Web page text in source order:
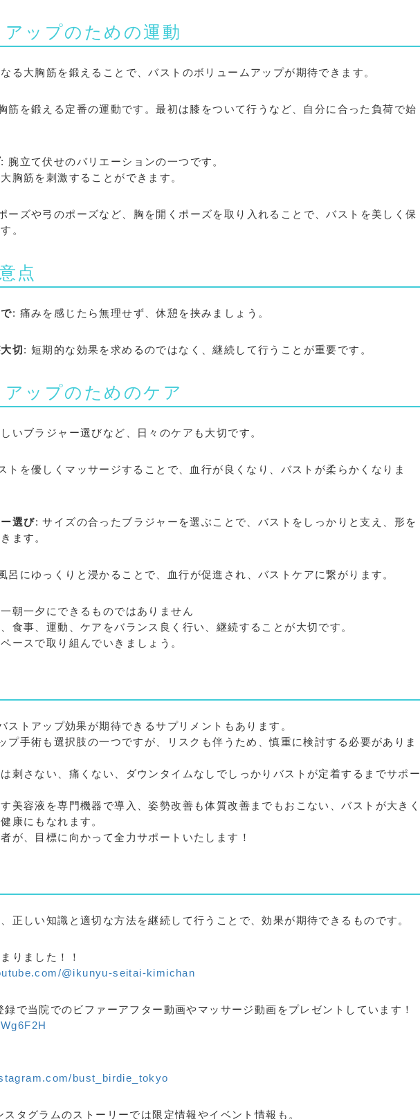
ップのための運動
る大胸筋を鍛えることで、バストのボリュームアップが期待できます。
筋を鍛える定番の運動です。最初は膝をついて行うなど、自分に合った負荷で始
: 腕立て伏せのバリエーションの一つです。
胸筋を刺激することができます。
ーズや弓のポーズなど、胸を開くポーズを取り入れることで、バストを美しく保
。
点
: 痛みを感じたら無理せず、休憩を挟みましょう。
切: 短期的な効果を求めるのではなく、継続して行うことが重要です。
ップのためのケア
いブラジャー選びなど、日々のケアも大切です。
トを優しくマッサージすることで、血行が良くなり、バストが柔らかくなりま
選び: サイズの合ったブラジャーを選ぶことで、バストをしっかりと支え、形を
ます。
呂にゆっくりと浸かることで、血行が促進され、バストケアに繋がります。
朝一夕にできるものではありません
食事、運動、ケアをバランス良く行い、継続することが大切です。
ースで取り組んでいきましょう。
ストアップ効果が期待できるサプリメントもあります。
プ手術も選択肢の一つですが、リスクも伴うため、慎重に検討する必要がありま
刺さない、痛くない、ダウンタイムなしでしっかりバストが定着するまでサポー
美容液を専門機器で導入、姿勢改善も体質改善までもおこない、バストが大きく
康にもなれます。
が、目標に向かって全力サポートいたします！
正しい知識と適切な方法を継続して行うことで、効果が期待できるものです。
りました！！
@ikunyu-seitai-kimichan
で当院でのビファーアフター動画やマッサージ動画をプレゼントしています！
bust_birdie_tokyo
タグラムのストーリーでは限定情報やイベント情報も。